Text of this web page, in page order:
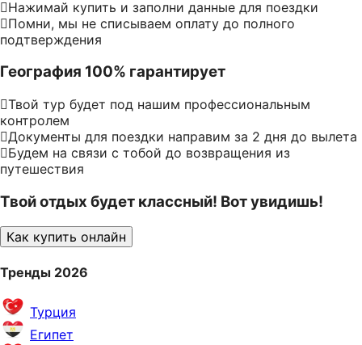
Нажимай купить и заполни данные для поездки
Помни, мы не списываем оплату до полного
подтверждения
География 100% гарантирует
Твой тур будет под нашим профессиональным
контролем
Документы для поездки направим за 2 дня до вылета
Будем на связи с тобой до возвращения из
путешествия
Твой отдых будет классный! Вот увидишь!
Как купить онлайн
Тренды 2026
Турция
Египет